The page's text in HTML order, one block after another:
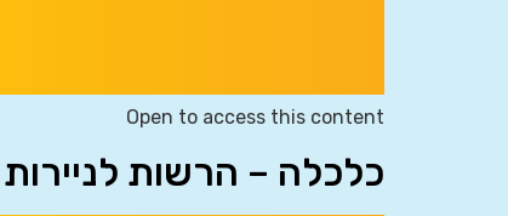
Open to access this content
כלכלה – הרשות